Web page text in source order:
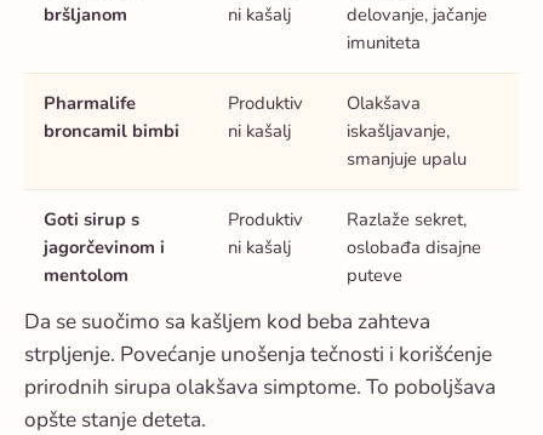
bršljanom
ni kašalj
delovanje, jačanje
imuniteta
Pharmalife
broncamil bimbi
Produktiv
ni kašalj
Olakšava
iskašljavanje,
smanjuje upalu
Goti sirup s
jagorčevinom i
mentolom
Produktiv
ni kašalj
Razlaže sekret,
oslobađa disajne
puteve
Da se suočimo sa kašljem kod beba zahteva
strpljenje. Povećanje unošenja tečnosti i korišćenje
prirodnih sirupa olakšava simptome. To poboljšava
opšte stanje deteta.